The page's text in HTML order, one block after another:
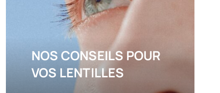
NOS CONSEILS POUR
VOS LENTILLES